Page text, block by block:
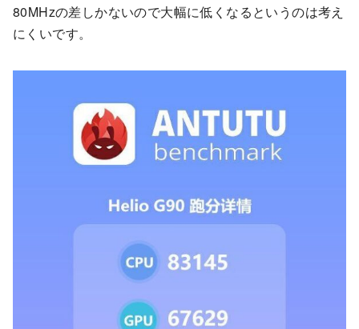
80MHzの差しかないので大幅に低くなるというのは考え
にくいです。